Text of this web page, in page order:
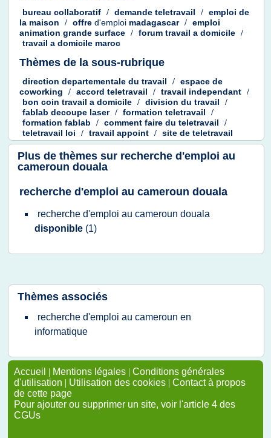
bureau collaboratif / demande teletravail / emploi de
la maison / offre d'emploi madagascar / emploi
animation grande surface / forum travail a domicile /
travail a domicile maroc
Thèmes de la sous-rubrique
direction departementale du travail / espace de
coworking
/ accord teletravail / travail independant /
bon coin travail a domicile / division du travail
/
fablab decoupe laser / formation teletravail
/
formation fablab
/ comment faire du teletravail
/
teletravail loi
/ travail appoint / site de teletravail
Plus de thèmes sur recherche d'emploi au
cameroun douala
recherche d'emploi au cameroun douala
recherche d'emploi au cameroun douala
disponible (1)
Thèmes associés
recherche d'emploi au cameroun en
informatique
Accueil | Mentions légales | Conditions générales
d'utilisation | Utilisation des cookies | Contact à propos
de cette page
Pour ajouter ou supprimer un site, voir l'article 4 des
CGUs